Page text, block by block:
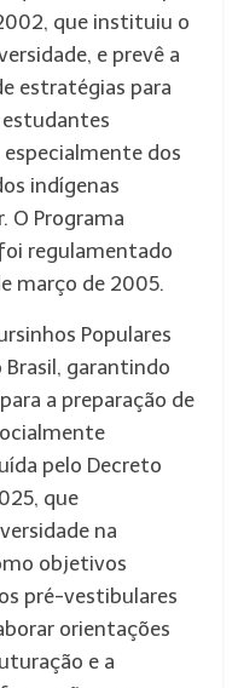
que instituiu o
e prevê a
estratégias para
dos
indígenas
O Programa
regulamentado
março de 2005.
Populares
Brasil, garantindo
a preparação de
pelo Decreto
que
na
objetivos
pré-vestibulares
orientações
e a